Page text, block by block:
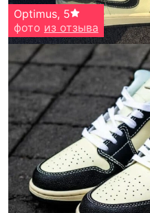
Optimus, 5
фото из отзыва